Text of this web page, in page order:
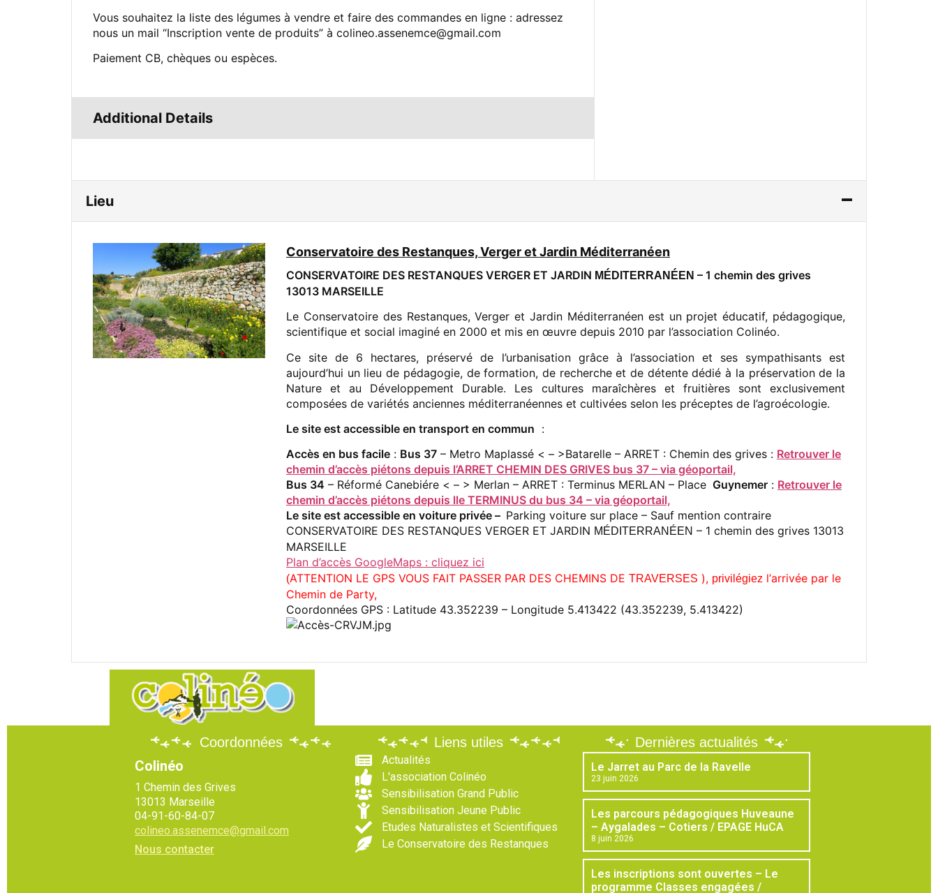
Vous souhaitez la liste des légumes à vendre et faire des commandes en ligne : adressez
nous un mail “Inscription vente de produits” à colineo.assenemce@gmail.com
Paiement CB, chèques ou espèces.
Additional Details
Lieu
Conservatoire des Restanques, Verger et Jardin Méditerranéen
CONSERVATOIRE DES RESTANQUES VERGER ET JARDIN MÉDITERRANÉEN – 1 chemin des grives
13013 MARSEILLE
Le Conservatoire des Restanques, Verger et Jardin Méditerranéen est un projet éducatif, pédagogique,
scientifique et social imaginé en 2000 et mis en œuvre depuis 2010 par l’association Colinéo.
Ce site de 6 hectares, préservé de l’urbanisation grâce à l’association et ses sympathisants est
aujourd’hui un lieu de pédagogie, de formation, de recherche et de détente dédié à la préservation de la
Nature et au Développement Durable. Les cultures maraîchères et fruitières sont exclusivement
composées de variétés anciennes méditerranéennes et cultivées selon les préceptes de l’agroécologie.
Le site est accessible en transport en commun :
Accès en bus facile : Bus 37 – Metro Maplassé < – >Batarelle – ARRET : Chemin des grives : Retrouver le
chemin d’accès piétons depuis l’ARRET CHEMIN DES GRIVES bus 37 – via géoportail,
Bus 34 – Réformé Canebiére < – > Merlan – ARRET : Terminus MERLAN – Place Guynemer : Retrouver le
chemin d’accès piétons depuis lle TERMINUS du bus 34 – via géoportail,
Le site est accessible en voiture privée – Parking voiture sur place – Sauf mention contraire
CONSERVATOIRE DES RESTANQUES VERGER ET JARDIN MÉDITERRANÉEN – 1 chemin des grives 13013
MARSEILLE
Plan d’accès GoogleMaps : cliquez ici
(ATTENTION LE GPS VOUS FAIT PASSER PAR DES CHEMINS DE TRAVERSES ), privilégiez l’arrivée par le
Chemin de Party,
Coordonnées GPS : Latitude 43.352239 – Longitude 5.413422 (43.352239, 5.413422)
Coordonnées
Colinéo
1 Chemin des Grives
13013 Marseille
04-91-60-84-07
colineo.assenemce@gmail.com
Nous contacter
Liens utiles
Actualités
L'association Colinéo
Sensibilisation Grand Public
Sensibilisation Jeune Public
Etudes Naturalistes et Scientifiques
Le Conservatoire des Restanques
Dernières actualités
Le Jarret au Parc de la Ravelle
23 juin 2026
Les parcours pédagogiques Huveaune
– Aygalades – Cotiers / EPAGE HuCA
8 juin 2026
Les inscriptions sont ouvertes – Le
programme Classes engagées /